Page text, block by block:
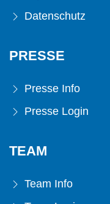
Datenschutz
PRESSE
Presse Info
Presse Login
TEAM
Team Info